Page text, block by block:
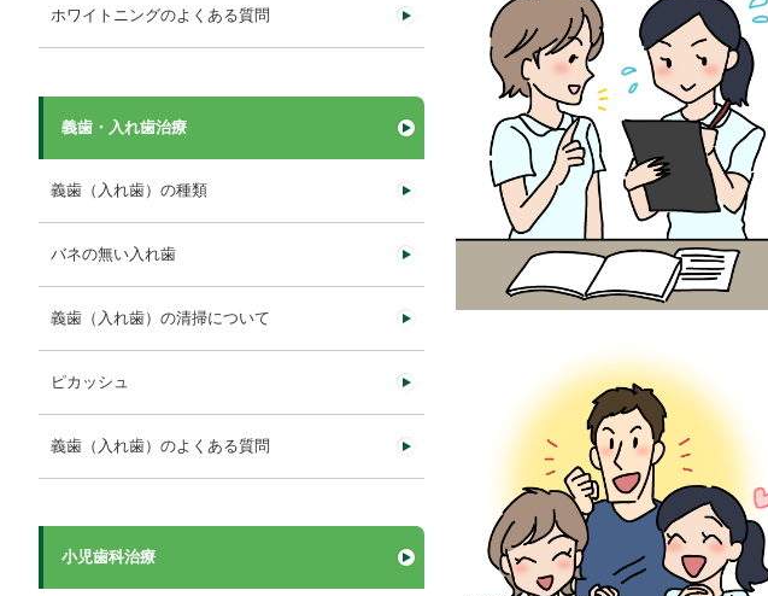
ホワイトニングのよくある質問
義歯・入れ歯治療
義歯（入れ歯）の種類
バネの無い入れ歯
義歯（入れ歯）の清掃について
ピカッシュ
義歯（入れ歯）のよくある質問
小児歯科治療